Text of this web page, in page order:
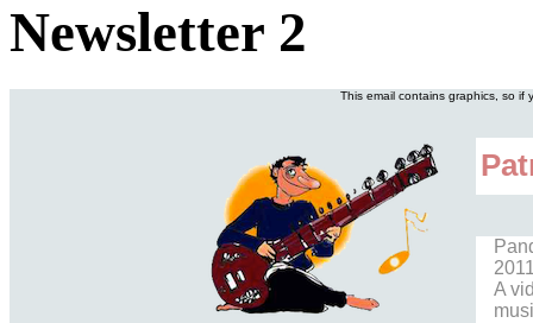
Newsletter 2
This email contains graphics, so if
A